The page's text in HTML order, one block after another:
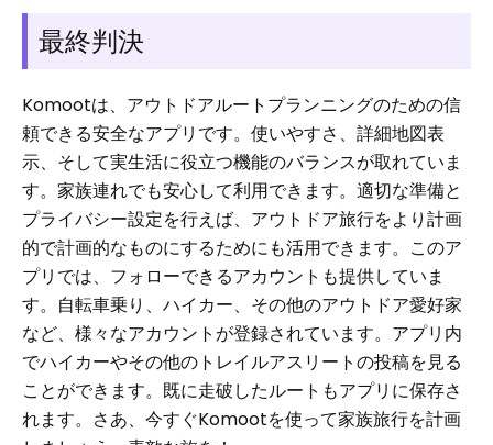
最終判決
Komootは、アウトドアルートプランニングのための信
頼できる安全なアプリです。使いやすさ、詳細地図表
示、そして実生活に役立つ機能のバランスが取れていま
す。家族連れでも安心して利用できます。適切な準備と
プライバシー設定を行えば、アウトドア旅行をより計画
的で計画的なものにするためにも活用できます。このア
プリでは、フォローできるアカウントも提供していま
す。自転車乗り、ハイカー、その他のアウトドア愛好家
など、様々なアカウントが登録されています。アプリ内
でハイカーやその他のトレイルアスリートの投稿を見る
ことができます。既に走破したルートもアプリに保存さ
れます。さあ、今すぐKomootを使って家族旅行を計画